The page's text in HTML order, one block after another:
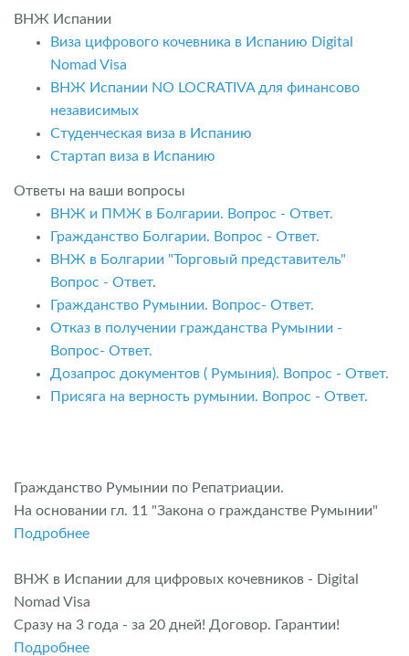
ВНЖ Испании
Виза цифрового кочевника в Испанию Digital
Nomad Visa
ВНЖ Испании NO LOCRATIVA для финансово
независимых
Студенческая виза в Испанию
Стартап виза в Испанию
Ответы на ваши вопросы
ВНЖ и ПМЖ в Болгарии. Вопрос - Ответ.
Гражданство Болгарии. Вопрос - Ответ.
ВНЖ в Болгарии "Торговый представитель"
Вопрос - Ответ.
Гражданство Румынии. Вопрос- Ответ.
Отказ в получении гражданства Румынии -
Вопрос- Ответ.
Дозапрос документов ( Румыния). Вопрос - Ответ.
Присяга на верность румынии. Вопрос - Ответ.
Гражданство Румынии по Репатриации.
На основании гл. 11 "Закона о гражданстве Румынии"
Подробнее
ВНЖ в Испании для цифровых кочевников - Digital
Nomad Visa
Сразу на 3 года - за 20 дней! Договор. Гарантии!
Подробнее